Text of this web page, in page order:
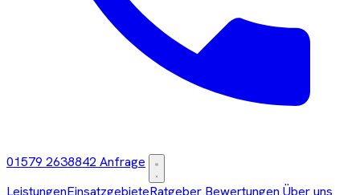
01579 2638842 Anfrage
LeistungenEinsatzgebieteRatgeber Bewertungen Über uns